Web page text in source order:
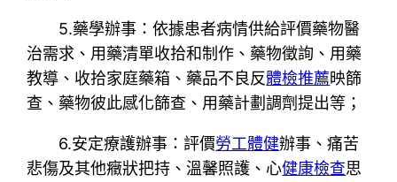
5.藥學辦事：依據患者病情供給評價藥物醫
治需求、用藥清單收拾和制作、藥物徵詢、用藥
教導、收拾家庭藥箱、藥品不良反體檢推薦映篩
查、藥物彼此感化篩查、用藥計劃調劑提出等；
6.安定療護辦事：評價勞工體健辦事、痛苦
悲傷及其他癥狀把持、溫馨照護、心健康檢查思